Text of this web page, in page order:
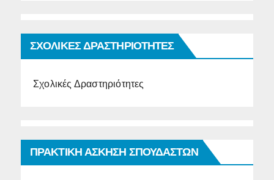
ΣΧΟΛΙΚΕΣ ΔΡΑΣΤΗΡΙΟΤΗΤΕΣ
Σχολικές Δραστηριότητες
ΠΡΑΚΤΙΚΗ ΑΣΚΗΣΗ ΣΠΟΥΔΑΣΤΩΝ